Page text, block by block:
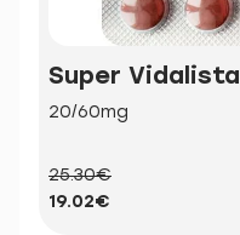
Super Vidalista
20/60mg
25.30€
19.02€